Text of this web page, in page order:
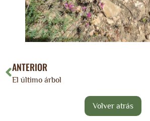
ANTERIOR
El último árbol